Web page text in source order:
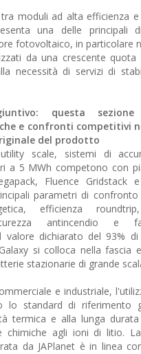
moduli ad alta efficienza
una delle principali
fotovoltaico, in particolare
da una crescente quota
necessità di servizi di
questa sezione
e confronti competitivi
del prodotto
scale, sistemi di
a 5 MWh competono con
Fluence Gridstack
parametri di confronto
efficienza
antincendio e
valore dichiarato del 93% di
si colloca nella fascia
stazionarie di grande
e industriale,
lo standard di riferimento
termica e alla lunga
chimiche agli ioni di litio.
da JAPlanet è in linea